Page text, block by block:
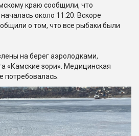
краю сообщили, что
около 11:20. Вскоре
о том, что все рыбаки были
на берег аэролодками,
«Камские зори». Медицинская
потребовалась.